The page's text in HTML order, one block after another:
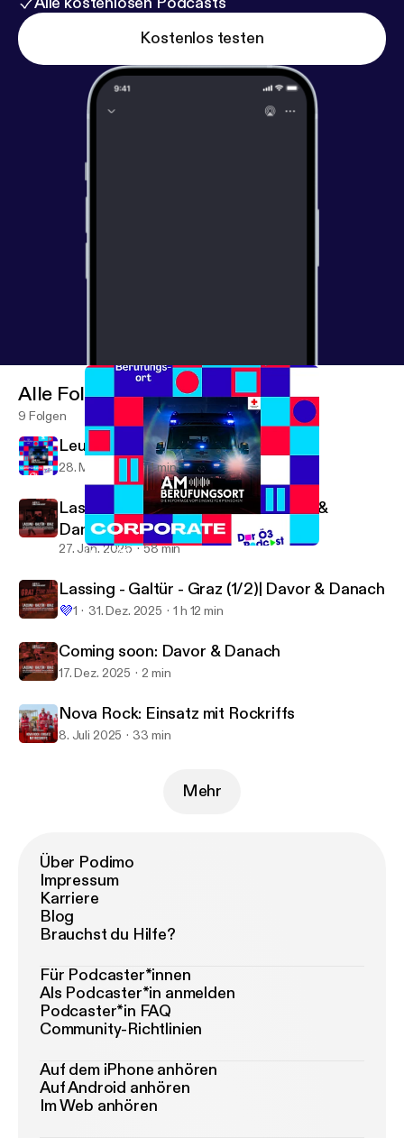
Kostenlos testen
Leute, wir müssen reden!
Alle Folgen
9 Folgen
Leute, wir müssen reden!
28. März 2026 1 min
Lassing - Galtür - Graz (2/2)| Davor &
Danach
27. Jan. 2026 58 min
Lassing - Galtür - Graz (1/2)| Davor & Danach
💜1 31. Dez. 2025 1 h 12 min
Coming soon: Davor & Danach
17. Dez. 2025 2 min
Nova Rock: Einsatz mit Rockriffs
8. Juli 2025 33 min
Mehr
Über Podimo
Impressum
Karriere
Blog
Brauchst du Hilfe?
Für Podcaster*innen
Als Podcaster*in anmelden
Podcaster*in FAQ
Community-Richtlinien
Auf dem iPhone anhören
Auf Android anhören
Im Web anhören